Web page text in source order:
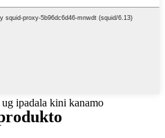
ipadala kini kanamo